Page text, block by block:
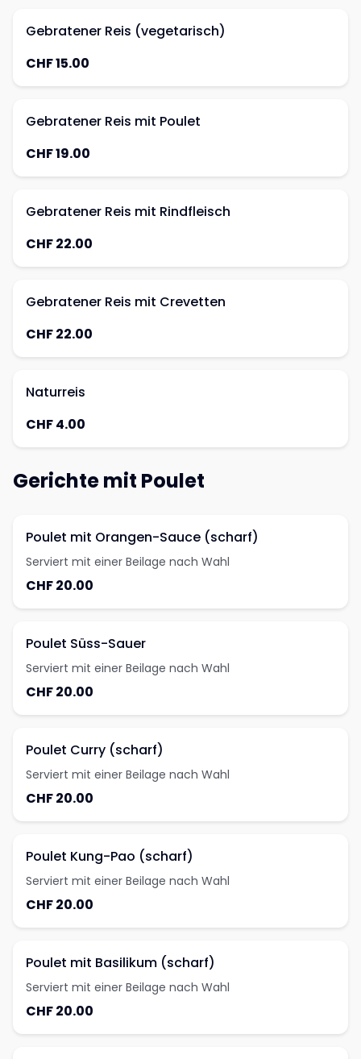
Gebratener Reis (vegetarisch)
CHF 15.00
Gebratener Reis mit Poulet
CHF 19.00
Gebratener Reis mit Rindfleisch
CHF 22.00
Gebratener Reis mit Crevetten
CHF 22.00
Naturreis
CHF 4.00
Gerichte mit Poulet
Poulet mit Orangen-Sauce (scharf)
Serviert mit einer Beilage nach Wahl
CHF 20.00
Poulet Süss-Sauer
Serviert mit einer Beilage nach Wahl
CHF 20.00
Poulet Curry (scharf)
Serviert mit einer Beilage nach Wahl
CHF 20.00
Poulet Kung-Pao (scharf)
Serviert mit einer Beilage nach Wahl
CHF 20.00
Poulet mit Basilikum (scharf)
Serviert mit einer Beilage nach Wahl
CHF 20.00